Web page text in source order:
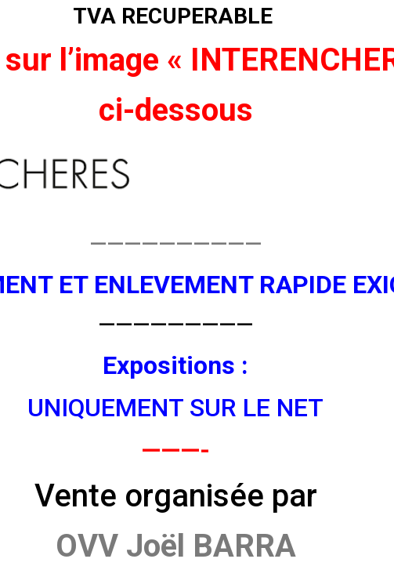
TVA RECUPERABLE
l’image «
ci-dessous
——————————
ET ENLEVEMENT RAPIDE
—————————
Expositions :
UNIQUEMENT SUR LE NET
———-
Vente organisée par
OVV Joël BARRA